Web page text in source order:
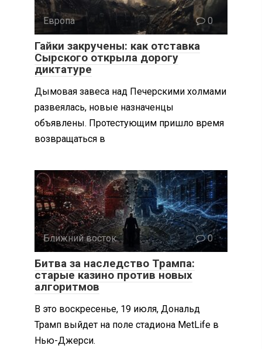
Европа 0
Гайки закручены: как отставка
Сырского открыла дорогу
диктатуре
Дымовая завеса над Печерскими холмами
развеялась, новые назначенцы
объявлены. Протестующим пришло время
возвращаться в
Ближний восток 0
Битва за наследство Трампа:
старые казино против новых
алгоритмов
В это воскресенье, 19 июля, Дональд
Трамп выйдет на поле стадиона MetLife в
Нью-Джерси.